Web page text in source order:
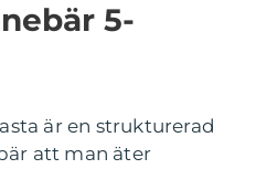
5-
är en strukturerad
att man äter